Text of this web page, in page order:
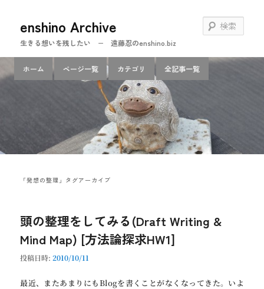
ン
テ
enshino Archive
生きる想いを残したい − 遠藤忍のenshino.biz
索
イ
ホーム ページ一覧 カテゴリ 全記事一覧
「発想の整理 」タグアーカイブ
頭の整理をしてみる(Draft Writing &
Mind Map) [方法論探求HW1]
投稿日時:2010/10/11
最近、またあまりにもBlogを書くことがなくなってきた。いよ